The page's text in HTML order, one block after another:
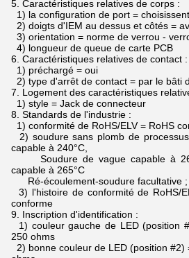
5. Caractéristiques relatives de corps :
1) la configuration de port =
2) doigts d'IEM au dessus et côtés =
3) orientation = norme de verrou -
4) longueur de queue de carte PCB
6. Caractéristiques relatives de contact :
1) préchargé = oui
2) type d'arrêt de contact = par le bâti
7. Logement des caractéristiques
1) style = Jack de connecteur
8. Standards de l'industrie :
1) conformité de RoHS/ELV = RoHS
2) soudure sans plomb de
capable à 240°C,
Soudure de vague capable à
capable à 265°C
Ré-écoulement-soudure facultative ;
3) l'histoire de conformité de RoHS/
conforme
9. Inscription d'identification :
1) couleur gauche de LED (position
250 ohms
2) bonne couleur de LED (position